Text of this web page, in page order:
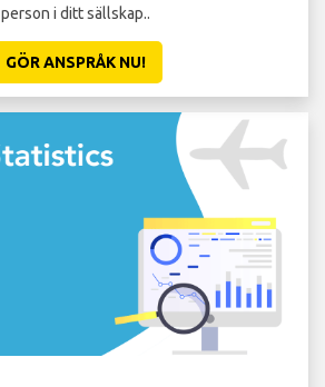
person i ditt sällskap..
GÖR ANSPRÅK NU!